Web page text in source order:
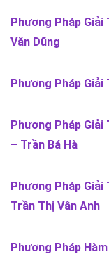
Phương Pháp Giải
Văn Dũng
Phương Pháp Giải
Phương Pháp Giải
– Trần Bá Hà
Phương Pháp Giải
Trần Thị Vân Anh
Phương Pháp